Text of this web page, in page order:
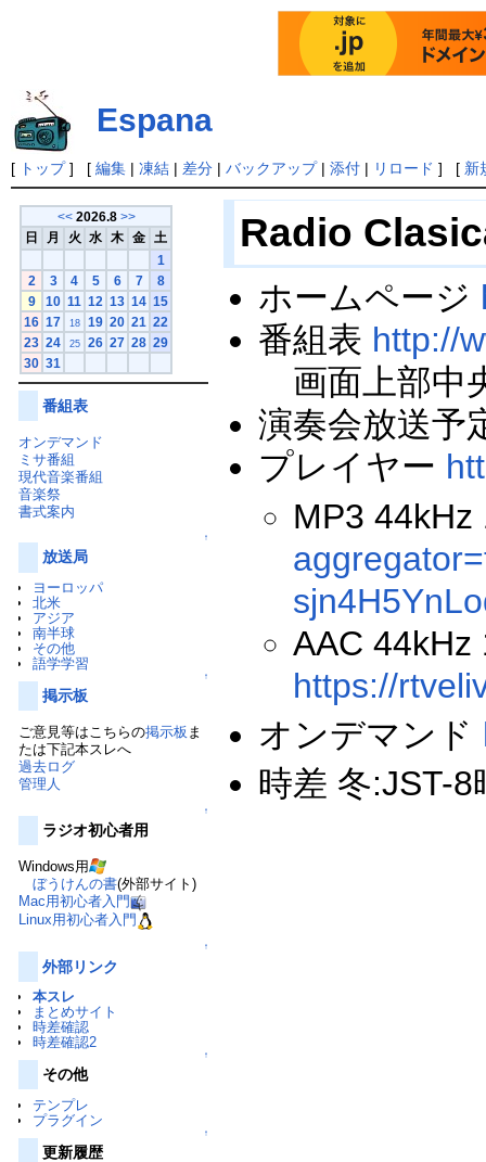
Espana
[ トップ] [ 編集 | 凍結 | 差分 | バックアップ| 添付 | リロード ] [ 新
<< 2026.8 >>
日
月 火 水 木 金
土
1
2
3 4 5 6 7
8
9
10 11 12 13 14 15
16 17 18 19 20 21 22
23 24 25 26 27 28 29
30 31
番組表
オンデマンド
ミサ番組
現代音楽番組
音楽祭
書式案内
↑
放送局
ヨーロッパ
北米
アジア
南半球
その他
語学学習
↑
掲示板
ご意見等はこちらの掲示板 ま
たは下記本スレへ
過去ログ
管理人
↑
ラジオ初心者用
Windows用
ぼうけんの書(外部サイト)
Mac用初心者入門
Linux用初心者入門
↑
外部リンク
本スレ
まとめサイト
時差確認
時差確認2
↑
その他
テンプレ
プラグイン
↑
更新履歴
Radio
ホームページ
番組表 http://
画面上部中
演奏会放送予
プレイヤー
MP3
AAC
https://
オンデマンド
時差 冬:JST-